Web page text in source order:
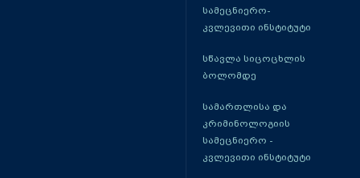
სამეცნიერო-
კვლევითი ინსტიტუტი
სწავლა სიცოცხლის
ბოლომდე
სამართლისა და
კრიმინოლოგიის
სამეცნიერო -
კვლევითი ინსტიტუტი